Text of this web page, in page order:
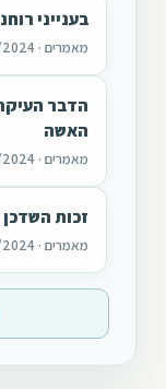
בענייני
מאמרים · 06/02/2024
הדבר
האשה
מאמרים · 07/02/2024
זכות
מאמרים · 07/02/2024